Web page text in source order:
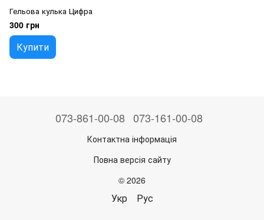
Гельова кулька Цифра
300 грн
Купити
073-861-00-08 073-161-00-08
Контактна інформація
Повна версія сайту
© 2026
Укр Рус